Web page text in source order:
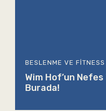
BESLENME VE FITNESS
Wim Hof’un
Burada!